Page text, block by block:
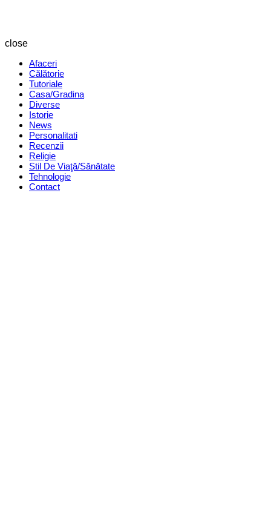
close
Afaceri
Călătorie
Tutoriale
Casa/Gradina
Diverse
Istorie
News
Personalitati
Recenzii
Religie
Stil De Viaţă/Sănătate
Tehnologie
Contact